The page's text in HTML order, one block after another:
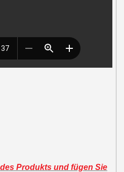
Produkts und fügen Sie